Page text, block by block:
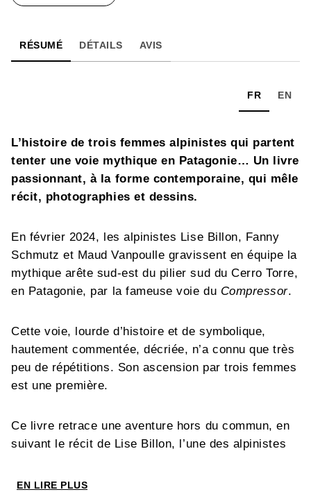
RÉSUMÉ DÉTAILS AVIS
FR EN
L’histoire de trois femmes alpinistes qui partent
tenter une voie mythique en Patagonie… Un livre
passionnant, à la forme contemporaine, qui mêle
récit, photographies et dessins.
En février 2024, les alpinistes Lise Billon, Fanny
Schmutz et Maud Vanpoulle gravissent en équipe la
mythique arête sud-est du pilier sud du Cerro Torre,
en Patagonie, par la fameuse voie du Compressor.
Cette voie, lourde d’histoire et de symbolique,
hautement commentée, décriée, n’a connu que très
peu de répétitions. Son ascension par trois femmes
est une première.
Ce livre retrace une aventure hors du commun, en
suivant le récit de Lise Billon, l’une des alpinistes
nombreuses photographies et ponctuée
EN LIRE PLUS